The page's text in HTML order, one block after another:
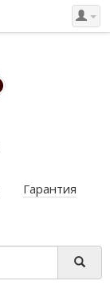
Гарантия